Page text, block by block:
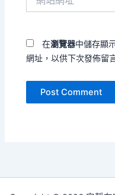
在瀏覽器中儲存顯
網址，以供下次發佈留